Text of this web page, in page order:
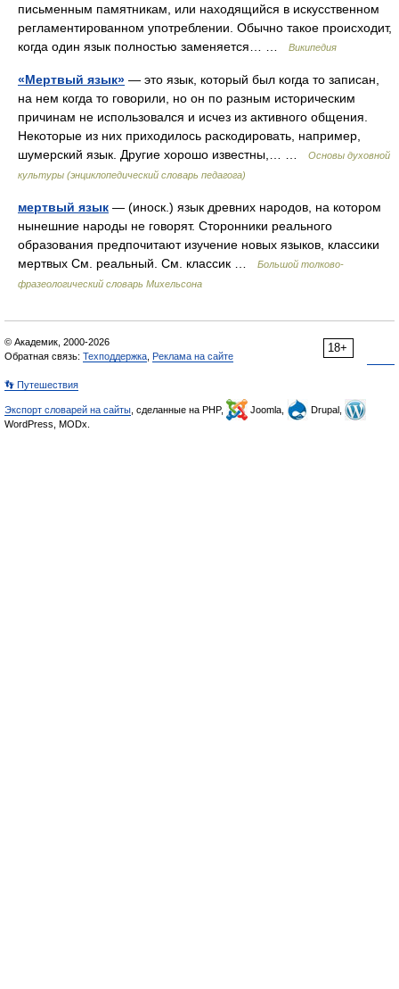
письменным памятникам, или находящийся в искусственном
регламентированном употреблении. Обычно такое происходит,
когда один язык полностью заменяется… …
Википедия
«Мертвый язык» — это язык, который был когда то записан,
на нем когда то говорили, но он по разным историческим
причинам не использовался и исчез из активного общения.
Некоторые из них приходилось раскодировать, например,
шумерский язык. Другие хорошо известны,… …
Основы духовной
культуры (энциклопедический словарь педагога)
мертвый язык — (иноск.) язык древних народов, на котором
нынешние народы не говорят. Сторонники реального
образования предпочитают изучение новых языков, классики
мертвых См. реальный. См. классик …
Большой толково-
фразеологический словарь Михельсона
18+
© Академик, 2000-2026
Обратная связь: Техподдержка Реклама на сайте
👣 Путешествия
Экспорт словарей на сайты , сделанные на PHP, Joomla,
Drupal,
WordPress, MODx.